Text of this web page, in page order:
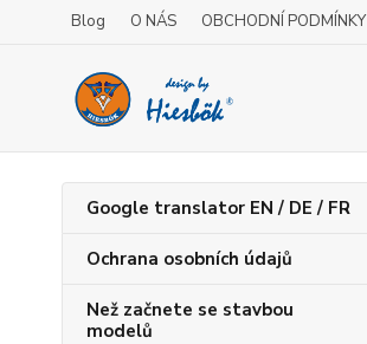
Blog O NÁS OBCHODNÍ PODMÍNKY
Google translator EN / DE / FR
Ochrana osobních údajů
Než začnete se stavbou
modelů